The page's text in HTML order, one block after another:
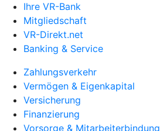
Ihre VR-Bank
Mitgliedschaft
VR-Direkt.net
Banking & Service
Zahlungsverkehr
Vermögen & Eigenkapital
Versicherung
Finanzierung
Vorsorge & Mitarbeiterbindung